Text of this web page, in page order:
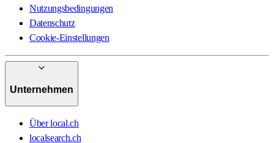
Nutzungsbedingungen
Datenschutz
Cookie-Einstellungen
Unternehmen
Über local.ch
localsearch.ch